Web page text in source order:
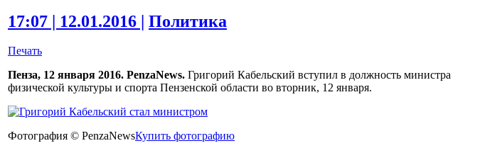
17:07 | 12.01.2016 | Политика
Печать
Пенза, 12 января 2016. PenzaNews. Григорий Кабельский вступил в должность министра
физической культуры и спорта Пензенской области во вторник, 12 января.
Фотография © PenzaNewsКупить фотографию